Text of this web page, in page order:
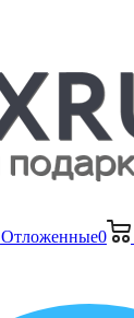
Отложенные0